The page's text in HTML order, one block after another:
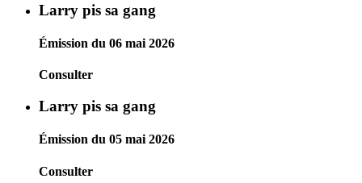
Larry pis sa gang
Émission du 06 mai 2026
Consulter
Larry pis sa gang
Émission du 05 mai 2026
Consulter